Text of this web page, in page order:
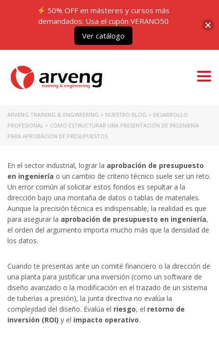
ARVENG TRAINING & ENGINEERING > NUESTRO BLOG > DESARROLLO
PROFESIONAL > CÓMO ESTRUCTURAR UNA PRESENTACIÓN DE INGENIERÍA
PARA APROBACIÓN DE PRESUPUESTOS
En el sector industrial, lograr la aprobación de presupuesto
en ingeniería o un cambio de criterio técnico suele ser un reto.
Un error común al solicitar estos fondos es sepultar a la
dirección bajo una montaña de datos o tablas de materiales.
Aunque la precisión técnica es indispensable, la realidad es que
para asegurar la aprobación de presupuesto en ingeniería,
el orden del argumento importa mucho más que la densidad de
los datos.
Cuando te presentas ante un comité financiero o la dirección de
una planta para justificar una inversión (como un software de
diseño avanzado o la modificación en el trazado de un sistema
de tuberías a presión), la junta directiva no evalúa la
complejidad del diseño. Evalúa el riesgo, el retorno de
inversión (ROI) y el impacto operativo.
50% OFF en másteres y cursos más
demandados: Usa el cupón VERANO50
Ver catálogo